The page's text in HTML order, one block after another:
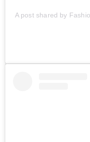
A post shared by